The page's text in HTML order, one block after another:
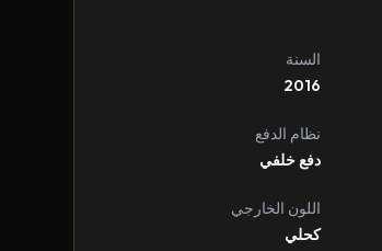
السنة
2016
نظام الدفع
دفع خلفي
اللون الخارجي
كحلي